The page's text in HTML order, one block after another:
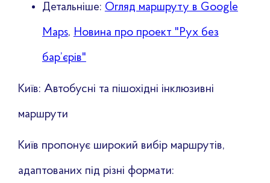
Детальніше: Огляд маршруту в Google
Maps, Новина про проект "Рух без
бар’єрів"
Київ: Автобусні та пішохідні інклюзивні
маршрути
Київ пропонує широкий вибір маршрутів,
адаптованих під різні формати: